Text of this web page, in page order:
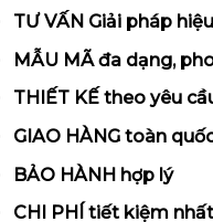
TƯ VẤN Giải pháp
MẪU MÃ đa dạng,
THIẾT KẾ theo yêu
GIAO HÀNG toàn
BẢO HÀNH hợp lý
CHI PHÍ tiết kiệm